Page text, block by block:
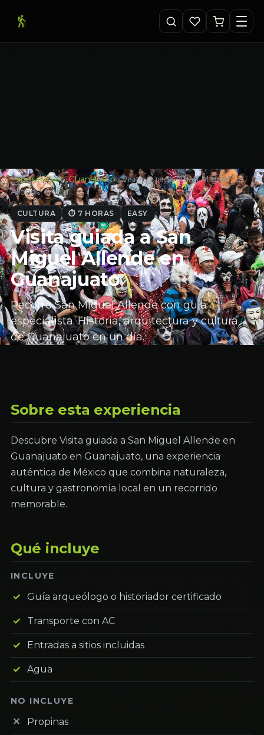
Experiencias · Guanajuato · Visita guiada a San Miguel
Allende en Gu…
CULTURA ⏱ 7 HORAS EASY
Visita guiada a San
Miguel Allende en
Guanajuato
Recorre San Miguel Allende con guía
especialista. Historia, arquitectura y cultura
de Guanajuato en un día.
Sobre esta experiencia
Descubre Visita guiada a San Miguel Allende en
Guanajuato en Guanajuato, una experiencia
auténtica de México que combina naturaleza,
cultura y gastronomía local en un recorrido
memorable.
Qué incluye
INCLUYE
Guía arqueólogo o historiador certificado
Transporte con AC
Entradas a sitios incluidas
Agua
NO INCLUYE
Propinas